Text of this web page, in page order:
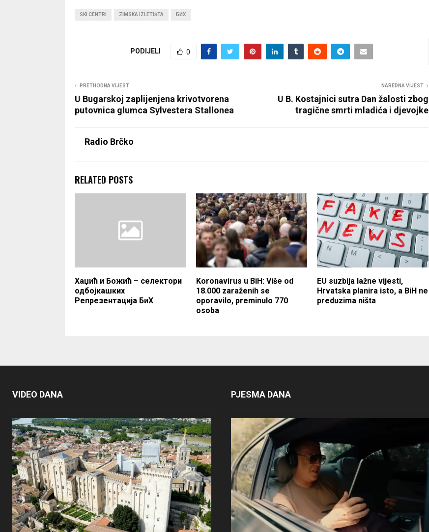
SKI CENTRI ZIMSKA IZLETIŠTA БИХ
PODIJELI 0
PRETHODNA VIJEST
U Bugarskoj zaplijenjena krivotvorena
putovnica glumca Sylvestera Stallonea
NAREDNA VIJEST
U B. Kostajnici sutra Dan žalosti zbog
tragične smrti mladića i djevojke
Radio Brčko
RELATED POSTS
Хаџић и Божић – селектори
одбојкашких
Репрезентација БиХ
Koronavirus u BiH: Više od
18.000 zaraženih se
oporavilo, preminulo 770
osoba
EU suzbija lažne vijesti,
Hrvatska planira isto, a BiH ne
preduzima ništa
VIDEO DANA PJESMA DANA